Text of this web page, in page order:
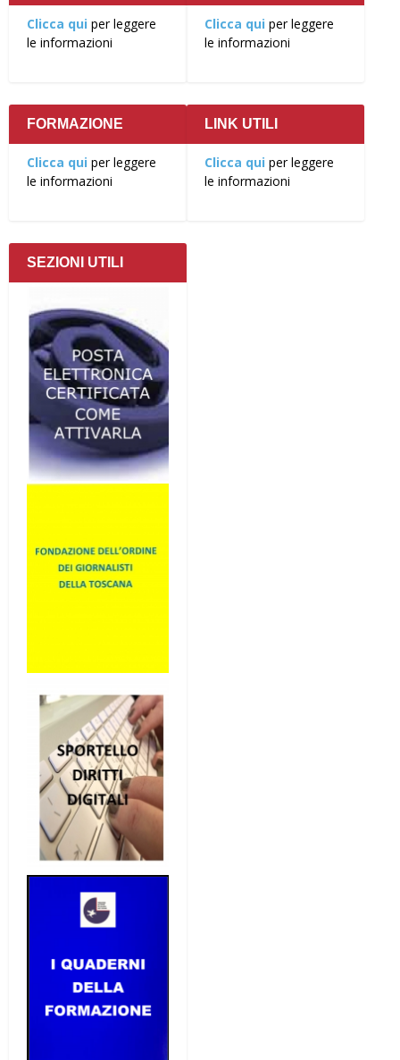
Clicca qui per leggere
le informazioni
Clicca qui per leggere
le informazioni
FORMAZIONE
Clicca qui per leggere
le informazioni
LINK UTILI
Clicca qui per leggere
le informazioni
SEZIONI UTILI